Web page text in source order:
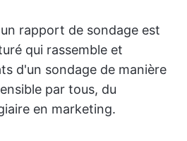
rapport de sondage est
qui rassemble et
d'un sondage de manière
par tous, du
en marketing.